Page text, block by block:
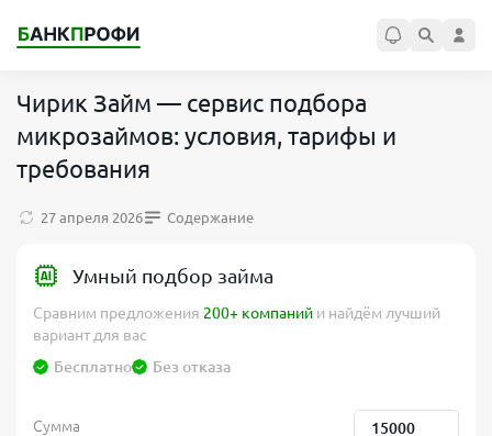
Чирик Займ — сервис подбора
микрозаймов: условия, тарифы и
требования
27 апреля 2026 Содержание
Умный подбор займа
Сравним предложения 200+ компаний и найдём лучший
вариант для вас
Бесплатно
Без отказа
Сумма